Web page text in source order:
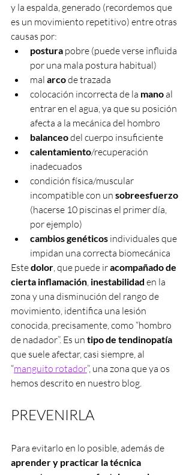
y la espalda, generado (recordemos que
es un movimiento repetitivo) entre otras
causas por:
postura pobre (puede verse influida
por una mala postura habitual)
mal arco de trazada
colocación incorrecta de la mano al
entrar en el agua, ya que su posición
afecta a la mecánica del hombro
balanceo del cuerpo insuficiente
calentamiento/recuperación
inadecuados
condición física/muscular
incompatible con un sobreesfuerzo
(hacerse 10 piscinas el primer día,
por ejemplo)
cambios genéticos individuales que
impidan una correcta biomecánica
Este dolor, que puede ir acompañado de
cierta inflamación, inestabilidad en la
zona y una disminución del rango de
movimiento, identifica una lesión
conocida, precisamente, como “hombro
de nadador”. Es un tipo de tendinopatía
que suele afectar, casi siempre, al
“manguito rotador”, una zona que ya os
hemos descrito en nuestro blog.
PREVENIRLA
Para evitarlo en lo posible, además de
aprender y practicar la técnica